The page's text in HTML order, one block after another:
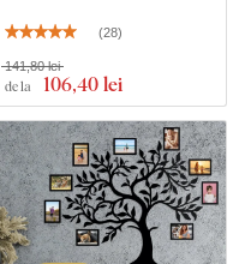
(28)
de la 106,40 lei
141,80 lei